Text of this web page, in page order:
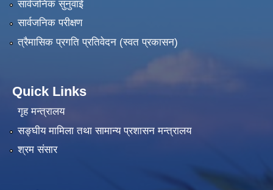
सार्वजनिक सुनुवाई
सार्वजनिक परीक्षण
त्रैमासिक प्रगति प्रतिवेदन (स्वत प्रकासन)
Quick Links
गृह मन्त्रालय
सङ्‍घीय मामिला तथा सामान्य प्रशासन मन्त्रालय
श्रम संसार